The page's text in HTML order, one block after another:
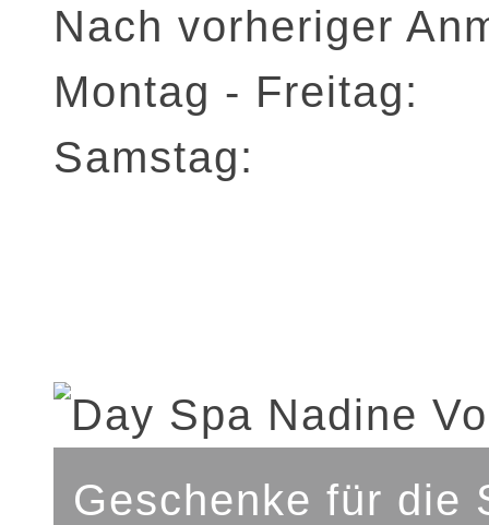
Nach vorheriger
Montag - Freitag:
Samstag:
Geschenke für die